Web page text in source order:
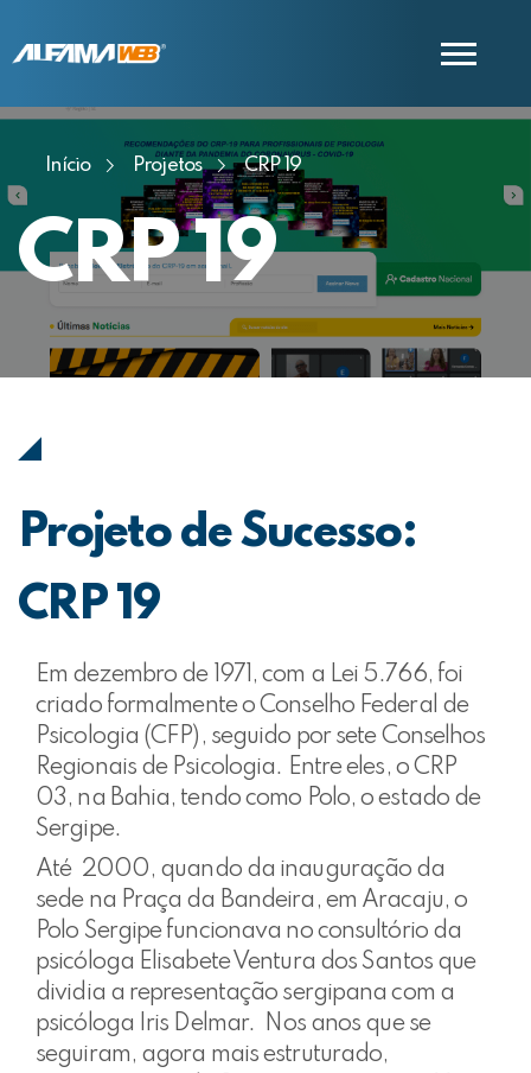
COMERCIAL
SUPORTE
Início Projetos CRP 19
CRP 19
Projeto de Sucesso:
CRP 19
Em dezembro de 1971, com a Lei 5.766, foi
criado formalmente o Conselho Federal de
Psicologia (CFP), seguido por sete Conselhos
Regionais de Psicologia. Entre eles, o CRP
03, na Bahia, tendo como Polo, o estado de
Sergipe.
Até 2000, quando da inauguração da
sede na Praça da Bandeira, em Aracaju, o
Polo Sergipe funcionava no consultório da
psicóloga Elisabete Ventura dos Santos que
dividia a representação sergipana com a
psicóloga Iris Delmar. Nos anos que se
seguiram, agora mais estruturado,